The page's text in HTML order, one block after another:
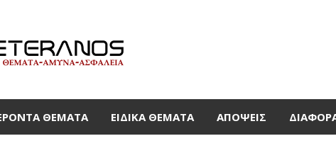
ΘΈΜΑΤΑ ΕΙΔΙΚΆ ΘΈΜΑΤΑ ΑΠΌΨΕΙΣ